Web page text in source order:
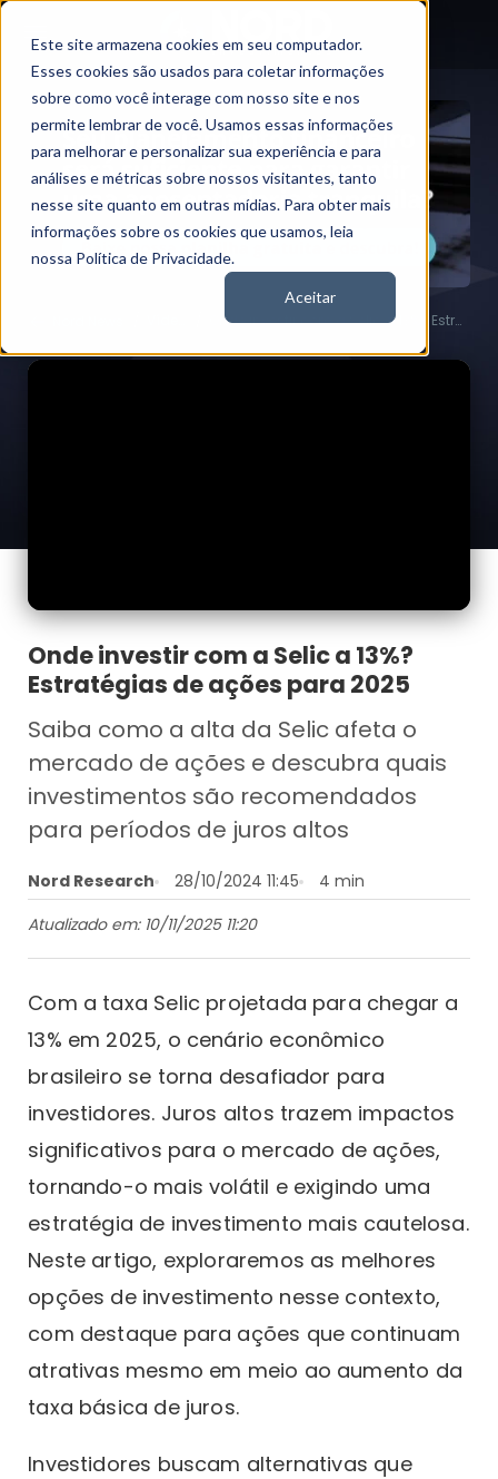
Este site armazena cookies em seu computador.
Esses cookies são usados para coletar informações
sobre como você interage com nosso site e nos
permite lembrar de você. Usamos essas informações
para melhorar e personalizar sua experiência e para
análises e métricas sobre nossos visitantes, tanto
nesse site quanto em outras mídias. Para obter mais
informações sobre os cookies que usamos, leia
nossa Política de Privacidade.
Aceitar
Onde investir com a Selic a 13%? Estratégias de ações para 2025
Onde investir com a Selic a 13%?
Estratégias de ações para 2025
Saiba como a alta da Selic afeta o
mercado de ações e descubra quais
investimentos são recomendados
para períodos de juros altos
Nord Research 28/10/2024 11:45
4 min
Atualizado em: 10/11/2025 11:20
Com a taxa Selic projetada para chegar a
13% em 2025, o cenário econômico
brasileiro se torna desafiador para
investidores. Juros altos trazem impactos
significativos para o mercado de ações,
tornando-o mais volátil e exigindo uma
estratégia de investimento mais cautelosa.
Neste artigo, exploraremos as melhores
opções de investimento nesse contexto,
com destaque para ações que continuam
atrativas mesmo em meio ao aumento da
taxa básica de juros.
Investidores buscam alternativas que